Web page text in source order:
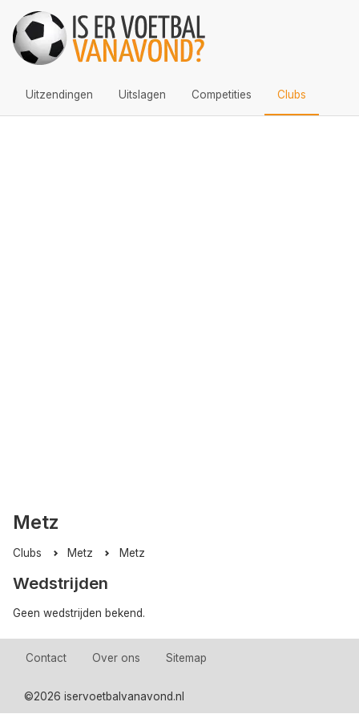
Uitzendingen Uitslagen Competities Clubs
Metz
Clubs Metz Metz
Wedstrijden
Geen wedstrijden bekend.
Contact Over ons Sitemap
©2026 iservoetbalvanavond.nl